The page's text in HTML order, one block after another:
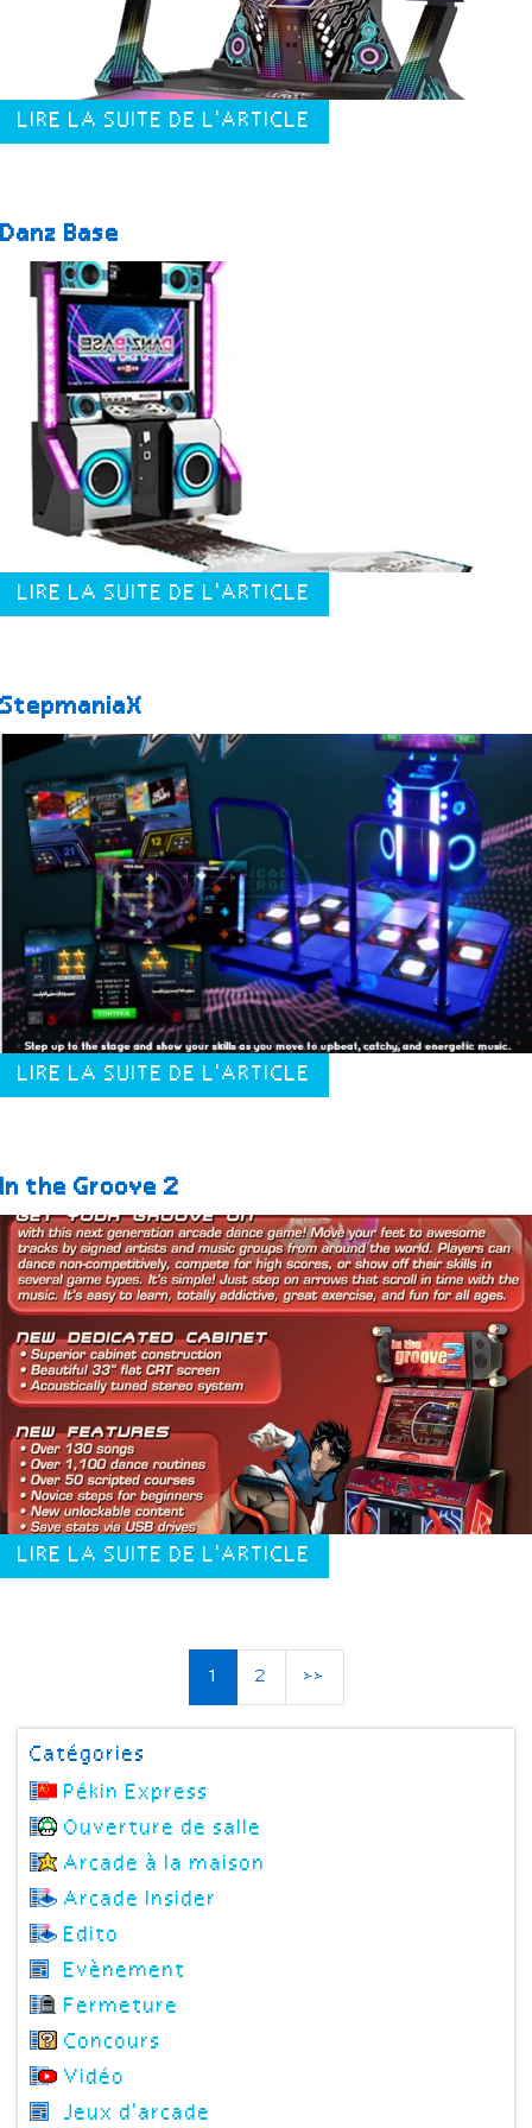
LIRE LA SUITE DE L'ARTICLE
Danz Base
LIRE LA SUITE DE L'ARTICLE
StepmaniaX
LIRE LA SUITE DE L'ARTICLE
In the Groove 2
LIRE LA SUITE DE L'ARTICLE
1 2 >>
Catégories
Pékin Express
Ouverture de salle
Arcade à la maison
Arcade Insider
Edito
Evènement
Fermeture
Concours
Vidéo
Jeux d'arcade